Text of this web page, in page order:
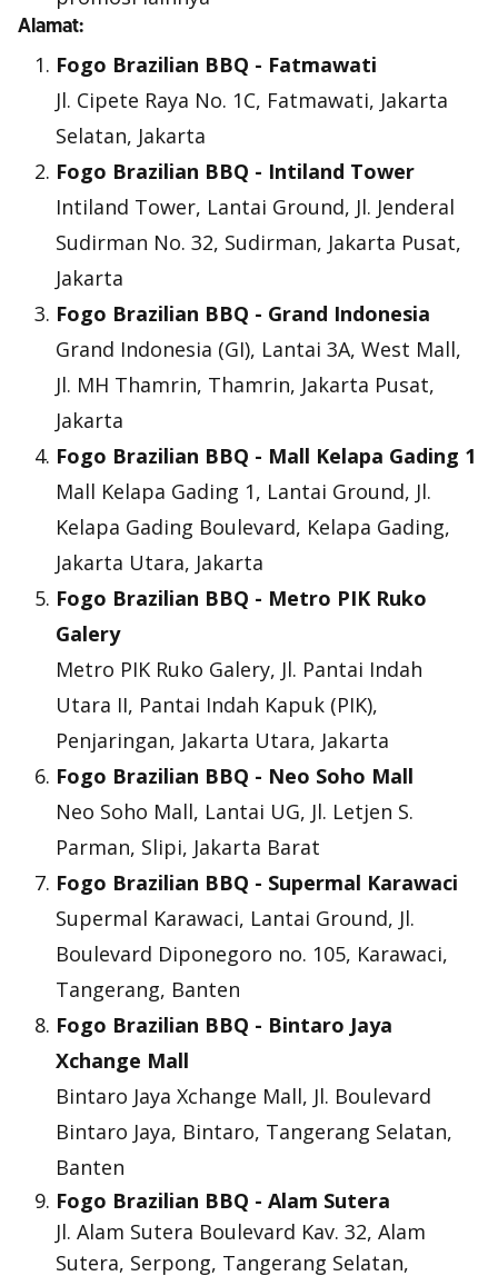
Alamat:
Fogo Brazilian BBQ - Fatmawati
Jl. Cipete Raya No. 1C, Fatmawati, Jakarta
Selatan, Jakarta
Fogo Brazilian BBQ - Intiland Tower
Intiland Tower, Lantai Ground, Jl. Jenderal
Sudirman No. 32, Sudirman, Jakarta Pusat,
Jakarta
Fogo Brazilian BBQ - Grand Indonesia
Grand Indonesia (GI), Lantai 3A, West Mall,
Jl. MH Thamrin, Thamrin, Jakarta Pusat,
Jakarta
Fogo Brazilian BBQ - Mall Kelapa Gading 1
Mall Kelapa Gading 1, Lantai Ground, Jl.
Kelapa Gading Boulevard, Kelapa Gading,
Jakarta Utara, Jakarta
Fogo Brazilian BBQ - Metro PIK Ruko
Galery
Metro PIK Ruko Galery, Jl. Pantai Indah
Utara II, Pantai Indah Kapuk (PIK),
Penjaringan, Jakarta Utara, Jakarta
Fogo Brazilian BBQ - Neo Soho Mall
Neo Soho Mall, Lantai UG, Jl. Letjen S.
Parman, Slipi, Jakarta Barat
Fogo Brazilian BBQ - Supermal Karawaci
Supermal Karawaci, Lantai Ground, Jl.
Boulevard Diponegoro no. 105, Karawaci,
Tangerang, Banten
Fogo Brazilian BBQ - Bintaro Jaya
Xchange Mall
Bintaro Jaya Xchange Mall, Jl. Boulevard
Bintaro Jaya, Bintaro, Tangerang Selatan,
Banten
Fogo Brazilian BBQ - Alam Sutera
Jl. Alam Sutera Boulevard Kav. 32, Alam
Sutera, Serpong, Tangerang Selatan,